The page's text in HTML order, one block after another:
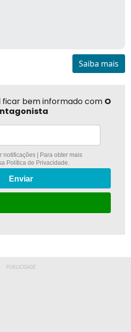
Saiba mais
ficar bem informado com O
notificações | Para obter mais
Política de Privacidade.
Enviar